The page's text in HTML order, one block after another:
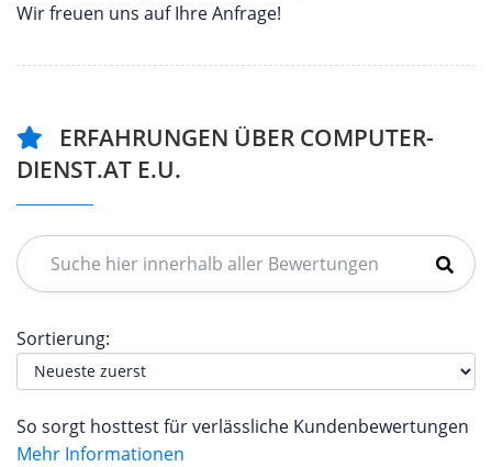
Wir freuen uns auf Ihre Anfrage!
ERFAHRUNGEN ÜBER COMPUTER-
DIENST.AT E.U.
Sortierung:
So sorgt hosttest für verlässliche Kundenbewertungen
Mehr Informationen